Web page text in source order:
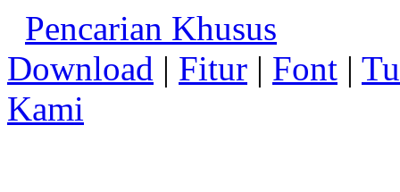
Pencarian Khusus
Download | Fitur | Font |
Kami